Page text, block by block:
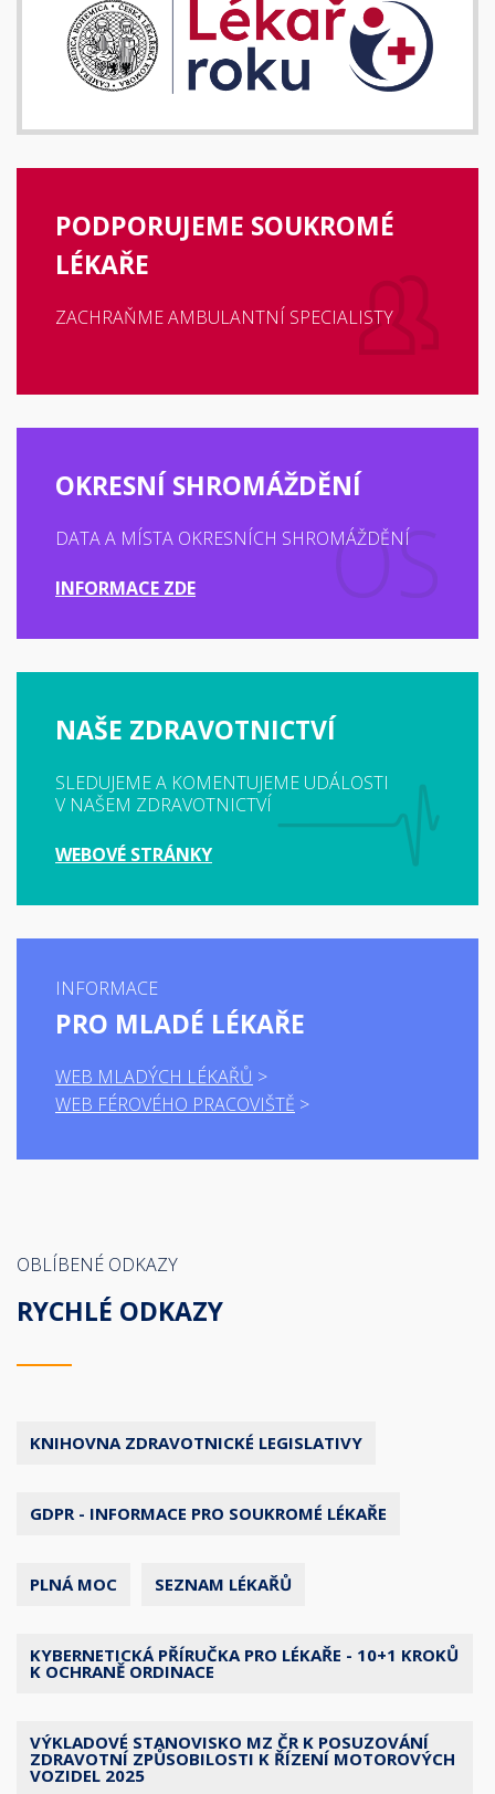
PODPORUJEME SOUKROMÉ
LÉKAŘE
ZACHRAŇME AMBULANTNÍ SPECIALISTY
OKRESNÍ SHROMÁŽDĚNÍ
DATA A MÍSTA OKRESNÍCH SHROMÁŽDĚNÍ
INFORMACE ZDE
NAŠE ZDRAVOTNICTVÍ
SLEDUJEME A KOMENTUJEME UDÁLOSTI
V NAŠEM ZDRAVOTNICTVÍ
WEBOVÉ STRÁNKY
INFORMACE
PRO MLADÉ LÉKAŘE
WEB MLADÝCH LÉKAŘŮ
WEB FÉROVÉHO PRACOVIŠTĚ
OBLÍBENÉ ODKAZY
RYCHLÉ ODKAZY
KNIHOVNA ZDRAVOTNICKÉ LEGISLATIVY
GDPR - INFORMACE PRO SOUKROMÉ LÉKAŘE
PLNÁ MOC SEZNAM LÉKAŘŮ
KYBERNETICKÁ PŘÍRUČKA PRO LÉKAŘE - 10+1 KROKŮ
K OCHRANĚ ORDINACE
VÝKLADOVÉ STANOVISKO MZ ČR K POSUZOVÁNÍ
ZDRAVOTNÍ ZPŮSOBILOSTI K ŘÍZENÍ MOTOROVÝCH
VOZIDEL 2025